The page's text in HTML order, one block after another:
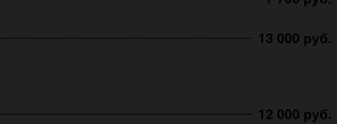
13 000 руб.
12 000 руб.